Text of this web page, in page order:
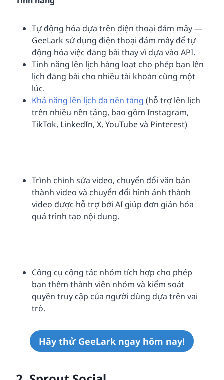
Tự động hóa dựa trên điện thoại đám mây —
GeeLark sử dụng điện thoại đám mây để tự
động hóa việc đăng bài thay vì dựa vào API.
Tính năng lên lịch hàng loạt cho phép bạn lên
lịch đăng bài cho nhiều tài khoản cùng một
lúc.
Khả năng lên lịch đa nền tảng (hỗ trợ lên lịch
trên nhiều nền tảng, bao gồm Instagram,
TikTok, LinkedIn, X, YouTube và Pinterest)
Trình chỉnh sửa video, chuyển đổi văn bản
thành video và chuyển đổi hình ảnh thành
video được hỗ trợ bởi AI giúp đơn giản hóa
quá trình tạo nội dung.
Công cụ cộng tác nhóm tích hợp cho phép
bạn thêm thành viên nhóm và kiểm soát
quyền truy cập của người dùng dựa trên vai
trò.
Hãy thử GeeLark ngay hôm nay!